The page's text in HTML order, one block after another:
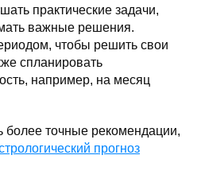
практические задачи,
важные решения.
чтобы решить свои
спланировать
например, на месяц
более точные рекомендации,
прогноз